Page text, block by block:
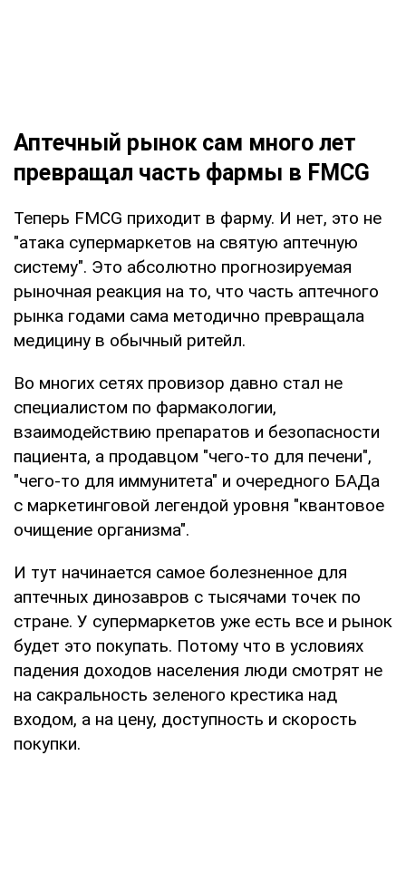
Аптечный рынок сам много лет
превращал часть фармы в FMCG
Теперь FMCG приходит в фарму. И нет, это не
"атака супермаркетов на святую аптечную
систему". Это абсолютно прогнозируемая
рыночная реакция на то, что часть аптечного
рынка годами сама методично превращала
медицину в обычный ритейл.
Во многих сетях провизор давно стал не
специалистом по фармакологии,
взаимодействию препаратов и безопасности
пациента, а продавцом "чего-то для печени",
"чего-то для иммунитета" и очередного БАДа
с маркетинговой легендой уровня "квантовое
очищение организма".
И тут начинается самое болезненное для
аптечных динозавров с тысячами точек по
стране. У супермаркетов уже есть все и рынок
будет это покупать. Потому что в условиях
падения доходов населения люди смотрят не
на сакральность зеленого крестика над
входом, а на цену, доступность и скорость
покупки.